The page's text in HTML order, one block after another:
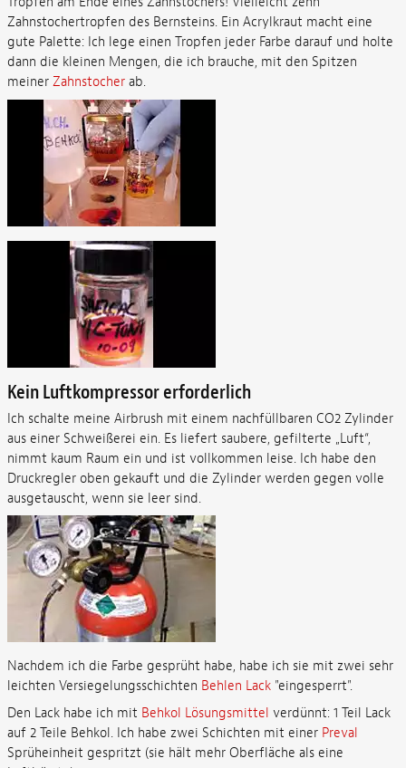
Zahnstochertropfen des Bernsteins. Ein Acrylkraut macht eine
gute Palette: Ich lege einen Tropfen jeder Farbe darauf und holte
dann die kleinen Mengen, die ich brauche, mit den Spitzen
meiner Zahnstocherab.
Kein Luftkompressor erforderlich
Ich schalte meine Airbrush mit einem nachfüllbaren CO2 Zylinder
aus einer Schweißerei ein. Es liefert saubere, gefilterte „Luft“,
nimmt kaum Raum ein und ist vollkommen leise. Ich habe den
Druckregler oben gekauft und die Zylinder werden gegen volle
ausgetauscht, wenn sie leer sind.
Nachdem ich die Farbe gesprüht habe, habe ich sie mit zwei sehr
leichten Versiegelungsschichten Behlen Lack"eingesperrt".
Den Lack habe ich mit Behkol Lösungsmittel verdünnt: 1 Teil Lack
auf 2 Teile Behkol. Ich habe zwei Schichten mit einer Preval
Sprüheinheit gespritzt (sie hält mehr Oberfläche als eine